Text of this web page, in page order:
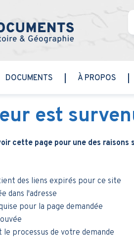
DOCUMENTS À PROPOS
est
cette page pour une des raisons
des liens expirés pour ce site
dans l'adresse
pour la page demandée
processus de votre demande